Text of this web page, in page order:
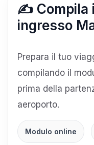
✍️ Compila
ingresso
Prepara il tuo
compilando il
prima della
aeroporto.
Modulo online